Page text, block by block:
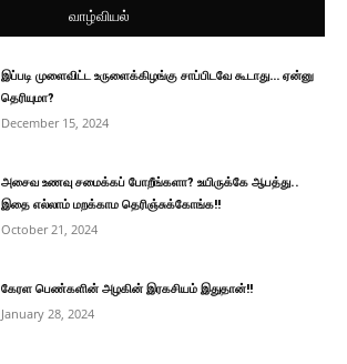
வாழ்வியல்
இப்படி முளைவிட்ட உருளைக்கிழங்கு சாப்பிடவே கூடாது… ஏன்னு
தெரியுமா?
December 15, 2024
அசைவ உணவு சமைக்கப் போறீங்களா? உயிருக்கே ஆபத்து..
இதை எல்லாம் மறக்காம தெரிஞ்சுக்கோங்க!!
October 21, 2024
கேரள பெண்களின் அழகின் இரகசியம் இதுதான்!!
January 28, 2024